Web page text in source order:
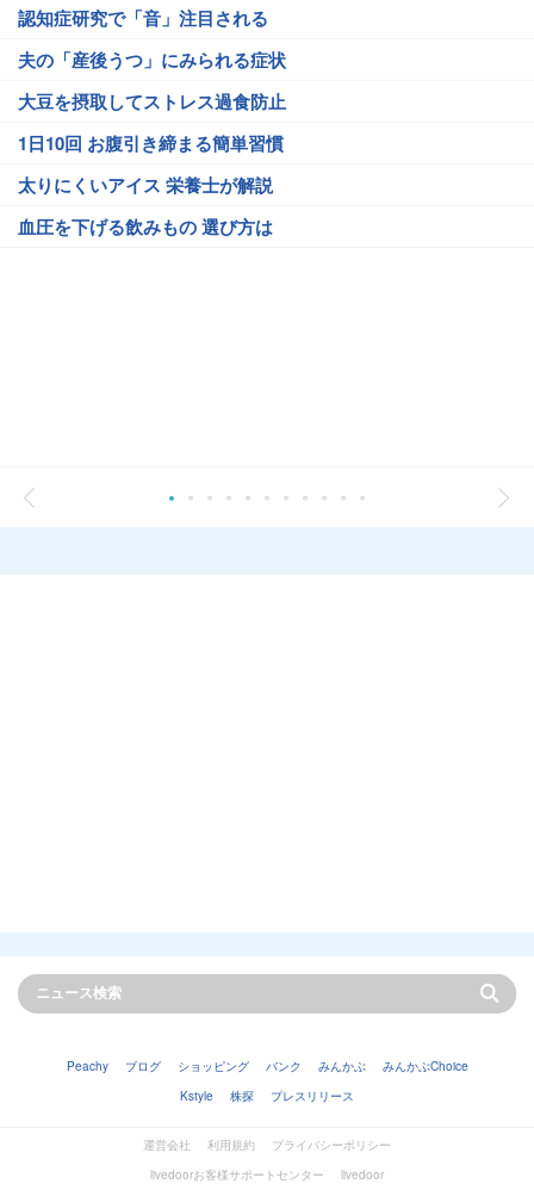
認知症研究で「音」注目される
夫の「産後うつ」にみられる症状
大豆を摂取してストレス過食防止
1日10回 お腹引き締まる簡単習慣
太りにくいアイス 栄養士が解説
血圧を下げる飲みもの 選び方は
Peachy ブログ ショッピング バンク みんかぶ
みんかぶChoice
Kstyle
株探 プレスリリース
運営会社 利用規約
プライバシーポリシー
livedoorお客様サポートセンター
livedoor